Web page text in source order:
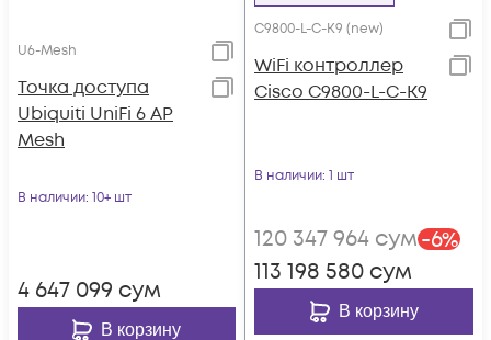
U6-Mesh
Toчка доступа
Ubiquiti UniFi 6 AP
Mesh
В наличии: 10+ шт
4 647 099 сум
В корзину
C9800-L-C-K9 (new)
WiFi контроллер
Cisco C9800-L-C-K9
В наличии: 1 шт
120 347 964 сум-6%
113 198 580 сум
В корзину